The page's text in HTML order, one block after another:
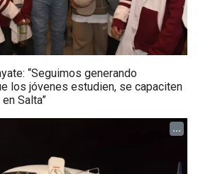
“Seguimos generando
los jóvenes estudien, se capaciten
Salta”
...